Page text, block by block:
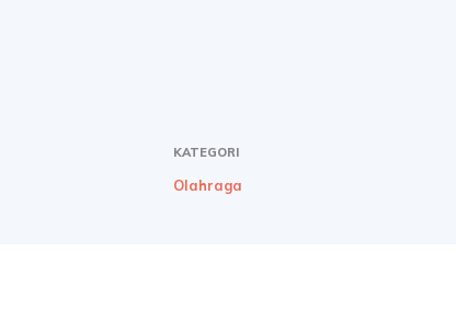
KATEGORI
Olahraga